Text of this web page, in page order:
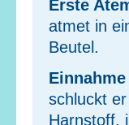
Erste
atmet in
Beutel.
schluckt
Harnstoff,